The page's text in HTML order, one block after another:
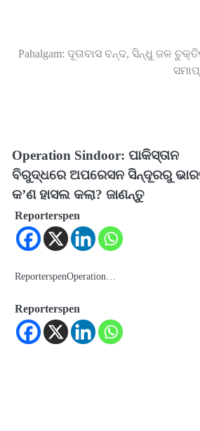
Pahalgam: ଦୂତାବାସ ବନ୍ଦ, ସିନ୍ଧୁ ଜଳ
Operation Sindoor: ପାକିସ୍ତାନ
ବିରୁଦ୍ଧରେ ଅପରେସନ ସିନ୍ଦୂରରୁ
କ’ଣ ହାସଲ କଲା? ଜାଣନ୍ତୁ
Reporterspen
ReporterspenOperation…
Reporterspen